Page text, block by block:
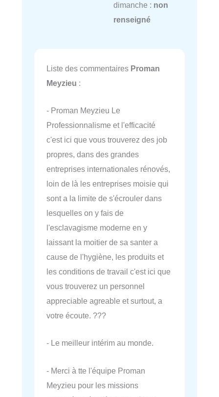
dimanche : non
renseigné
Liste des commentaires Proman
Meyzieu :
- Proman Meyzieu Le
Professionnalisme et l'efficacité
c'est ici que vous trouverez des job
propres, dans des grandes
entreprises internationales rénovés,
loin de là les entreprises moisie qui
sont a la limite de s'écrouler dans
lesquelles on y fais de
l'esclavagisme moderne en y
laissant la moitier de sa santer a
cause de l'hygiène, les produits et
les conditions de travail c'est ici que
vous trouverez un personnel
appreciable agreable et surtout, a
votre écoute. ???
- Le meilleur intérim au monde.
- Merci à tte l'équipe Proman
Meyzieu pour les missions